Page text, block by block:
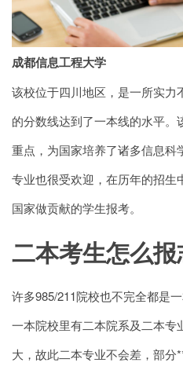
成都信息工程大学
该校位于四川地区，是一所实
的分数线达到了一本线的水平
重点，为国家培养了诸多信息科
专业也很受欢迎，在历年的招生
国家做贡献的学生报考。
二本考生怎么
许多985/211院校也不完全都是
一本院校里有二本院系及二本专
大，故此二本专业不会差，部